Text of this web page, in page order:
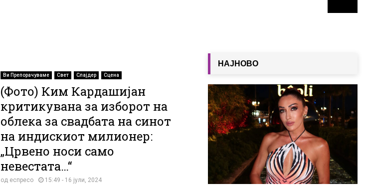
Ви Препорачуваме Свет Слајдер Сцена
(Фото) Ким Кардашијан
критикувана за изборот на
облека за свадбата на синот
на индискиот милионер:
„Црвено носи само
невестата…“
од еспресо 15:49 - 16 јули, 2024
НАЈНОВО